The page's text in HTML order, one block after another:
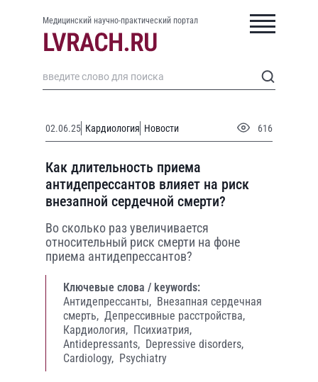
Медицинский научно-практический портал
02.06.25 Кардиология Новости 616
Как длительность приема
антидепрессантов влияет на риск
внезапной сердечной смерти?
Во сколько раз увеличивается
относительный риск смерти на фоне
приема антидепрессантов?
Ключевые слова / keywords:
Антидепрессанты, Внезапная сердечная
смерть, Депрессивные расстройства,
Кардиология, Психиатрия,
Antidepressants, Depressive disorders,
Cardiology, Psychiatry